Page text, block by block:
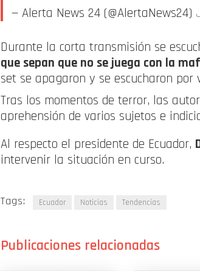
— Alerta News 24 (@AlertaNews24)
Durante la corta transmisión se
que sepan que no se juega con la
set se apagaron y se escucharon
Tras los momentos de terror, las
aprehensión de varios sujetos e
Al respecto el presidente de Ecuador,
intervenir la situación en curso.
Tags: Ecuador Noticias Tendencias